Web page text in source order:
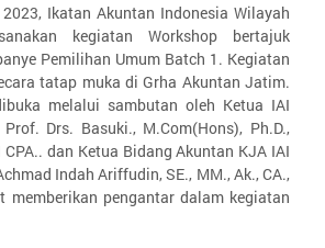
Ikatan Akuntan Indonesia Wilayah
kegiatan Workshop bertajuk
Pemilihan Umum Batch 1. Kegiatan
tatap muka di Grha Akuntan Jatim.
melalui sambutan oleh Ketua IAI
Drs. Basuki., M.Com(Hons), Ph.D.,
CPA.. dan Ketua Bidang Akuntan KJA IAI
Indah Ariffudin, SE., MM., Ak., CA.,
memberikan pengantar dalam kegiatan